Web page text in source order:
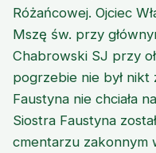
Różańcowej. Ojciec
Mszę św. przy
Chabrowski SJ przy
pogrzebie nie był
Faustyna nie chciała
Siostra Faustyna
cmentarzu zakonnym